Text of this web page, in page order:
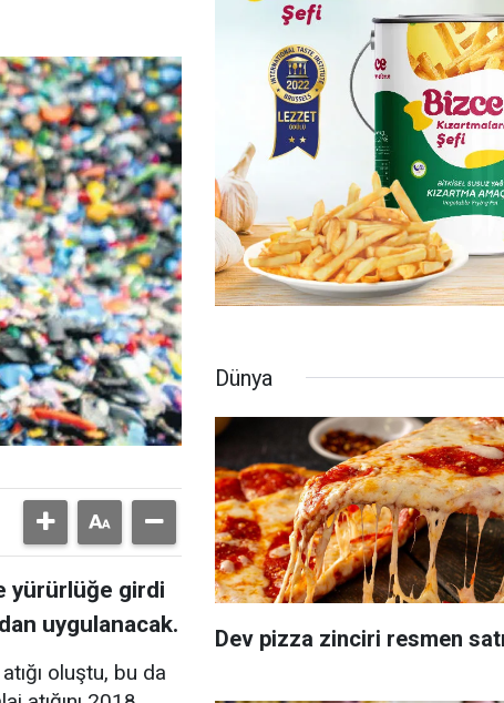
yürürlüğe girdi
uygulanacak.
oluştu, bu da
Dünya
Dev pizza zinciri resmen